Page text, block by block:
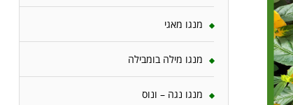
מנגו מאגי
מנגו מילה בומבילה
מנגו נגה – ונוס